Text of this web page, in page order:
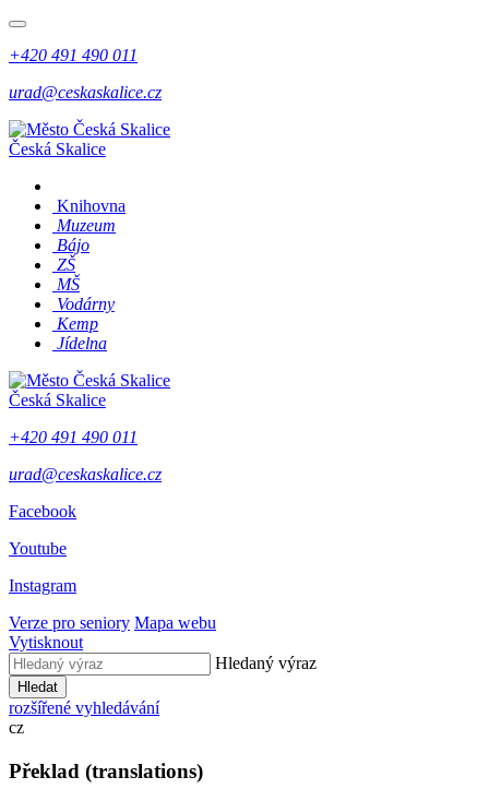
+420 491 490 011
urad@ceskaskalice.cz
Česká Skalice
Knihovna
Muzeum
Bájo
ZŠ
MŠ
Vodárny
Kemp
Jídelna
Česká Skalice
+420 491 490 011
urad@ceskaskalice.cz
Facebook
Youtube
Instagram
Verze pro seniory Mapa webu
Vytisknout
Hledaný výraz
Hledat
rozšířené vyhledávání
cz
Překlad (translations)